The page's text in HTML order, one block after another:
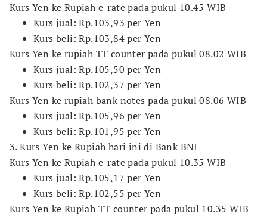
Kurs Yen ke Rupiah e-rate pada pukul 10.45 WIB
Kurs jual: Rp.103,93 per Yen
Kurs beli: Rp.103,84 per Yen
Kurs Yen ke rupiah TT counter pada pukul 08.02 WIB
Kurs jual: Rp.105,50 per Yen
Kurs beli: Rp.102,37 per Yen
Kurs Yen ke rupiah bank notes pada pukul 08.06 WIB
Kurs jual: Rp.105,96 per Yen
Kurs beli: Rp.101,95 per Yen
3. Kurs Yen ke Rupiah hari ini di Bank BNI
Kurs Yen ke Rupiah e-rate pada pukul 10.35 WIB
Kurs jual: Rp.105,17 per Yen
Kurs beli: Rp.102,55 per Yen
Kurs Yen ke Rupiah TT counter pada pukul 10.35 WIB